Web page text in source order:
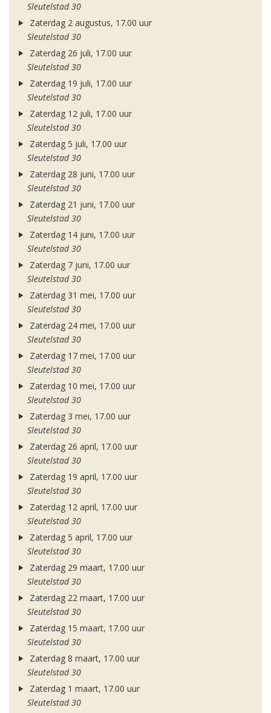
Sleutelstad 30
Zaterdag 2 augustus, 17.00 uur
Sleutelstad 30
Zaterdag 26 juli, 17.00 uur
Sleutelstad 30
Zaterdag 19 juli, 17.00 uur
Sleutelstad 30
Zaterdag 12 juli, 17.00 uur
Sleutelstad 30
Zaterdag 5 juli, 17.00 uur
Sleutelstad 30
Zaterdag 28 juni, 17.00 uur
Sleutelstad 30
Zaterdag 21 juni, 17.00 uur
Sleutelstad 30
Zaterdag 14 juni, 17.00 uur
Sleutelstad 30
Zaterdag 7 juni, 17.00 uur
Sleutelstad 30
Zaterdag 31 mei, 17.00 uur
Sleutelstad 30
Zaterdag 24 mei, 17.00 uur
Sleutelstad 30
Zaterdag 17 mei, 17.00 uur
Sleutelstad 30
Zaterdag 10 mei, 17.00 uur
Sleutelstad 30
Zaterdag 3 mei, 17.00 uur
Sleutelstad 30
Zaterdag 26 april, 17.00 uur
Sleutelstad 30
Zaterdag 19 april, 17.00 uur
Sleutelstad 30
Zaterdag 12 april, 17.00 uur
Sleutelstad 30
Zaterdag 5 april, 17.00 uur
Sleutelstad 30
Zaterdag 29 maart, 17.00 uur
Sleutelstad 30
Zaterdag 22 maart, 17.00 uur
Sleutelstad 30
Zaterdag 15 maart, 17.00 uur
Sleutelstad 30
Zaterdag 8 maart, 17.00 uur
Sleutelstad 30
Zaterdag 1 maart, 17.00 uur
Sleutelstad 30